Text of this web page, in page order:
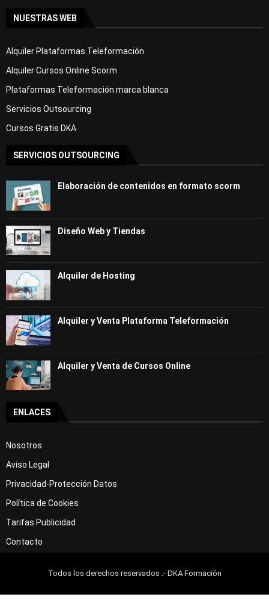
NUESTRAS WEB
Alquiler Plataformas Teleformación
Alquiler Cursos Online Scorm
Plataformas Teleformación marca blanca
Servicios Outsourcing
Cursos Gratis DKA
SERVICIOS OUTSOURCING
Elaboración de contenidos en formato scorm
Diseño Web y Tiendas
Alquiler de Hosting
Alquiler y Venta Plataforma Teleformación
Alquiler y Venta de Cursos Online
ENLACES
Nosotros
Aviso Legal
Privacidad-Protección Datos
Política de Cookies
Tarifas Publicidad
Contacto
Todos los derechos reservados .- DKA Formación